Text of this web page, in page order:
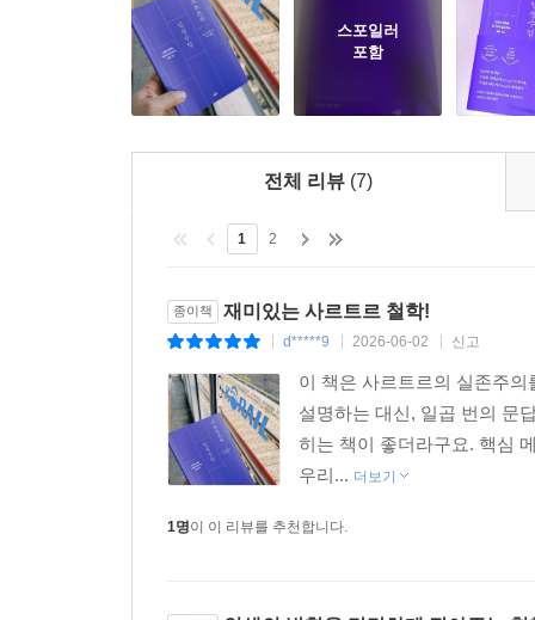
스포일러
포함
전체 리뷰 (7)
1 2
종이책 재미있는 사르트르 철학!
d*****9 2026-06-02 신고
이 책은 사르트르의 실존주
설명하는 대신, 일곱 번의 문
히는 책이 좋더라구요. 핵심
우리... 더보기
1명이 이 리뷰를 추천합니다.